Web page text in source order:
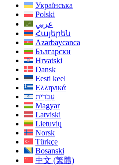
Українська
Polski
عربي
Հայերեն
Azərbaycanca
Български
Hrvatski
Dansk
Eesti keel
Ελληνικά
עִברִית
Magyar
Latviski
Lietuvių
Norsk
Türkçe
Bosanski
中文 (繁體)